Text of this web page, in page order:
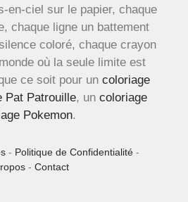
en-ciel sur le papier, chaque
chaque ligne un battement
coloré, chaque crayon
où la seule limite est
ce soit pour un coloriage
Pat Patrouille, un coloriage
Pokemon.
- Politique de Confidentialité -
- Contact